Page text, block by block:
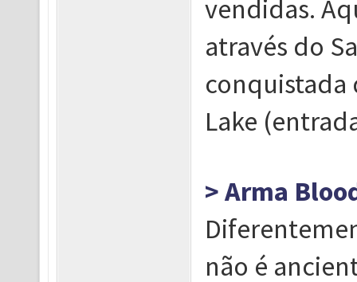
vendidas.
através do
conquistada
Lake
> Arma
não é